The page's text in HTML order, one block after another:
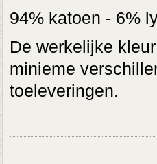
94% katoen - 6%
De werkelijke
minieme
toeleveringen.